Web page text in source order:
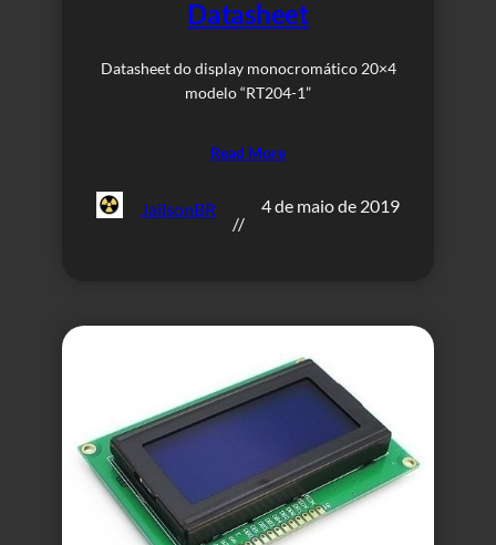
Datasheet
Datasheet do display monocromático 20×4
modelo “RT204-1”
Read More
JailsonBR
//
4 de maio de 2019